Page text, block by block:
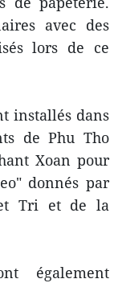
avec des
lors de ce
installés dans
de Phu Tho
Xoan pour
donnés par
Tri et de la
également